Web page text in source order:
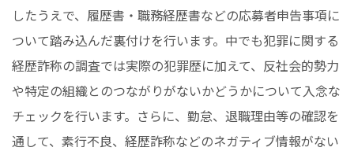
したうえで、履歴書・職務経歴書などの応募者申告事項に
ついて踏み込んだ裏付けを行います。中でも犯罪に関する
経歴詐称の調査では実際の犯罪歴に加えて、反社会的勢力
や特定の組織とのつながりがないかどうかについて入念な
チェックを行います。さらに、勤怠、退職理由等の確認を
通して、素行不良、経歴詐称などのネガティブ情報がない